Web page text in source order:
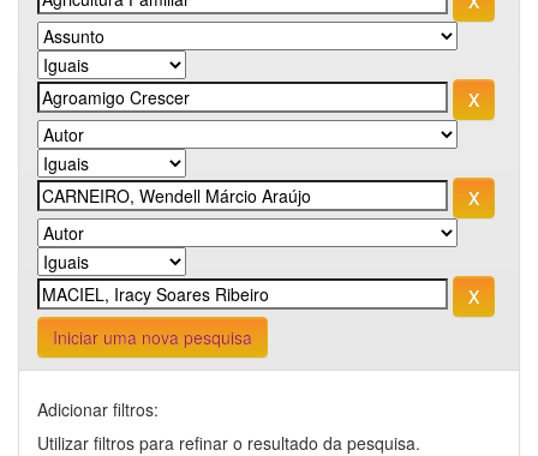
Iniciar uma nova pesquisa
Adicionar filtros:
Utilizar filtros para refinar o resultado da pesquisa.